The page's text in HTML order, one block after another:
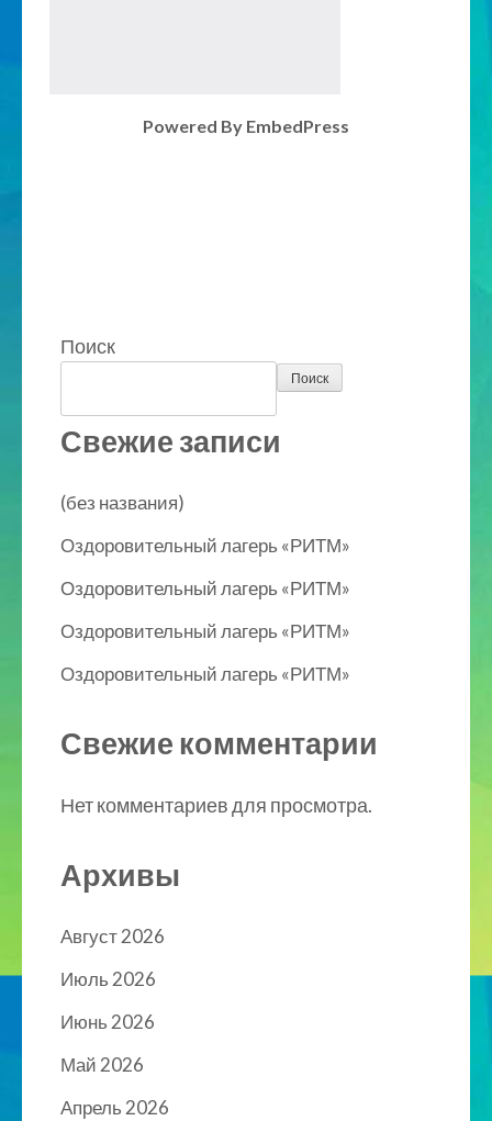
Powered By EmbedPress
Поиск
Поиск
Свежие записи
(без названия)
Оздоровительный лагерь «РИТМ»
Оздоровительный лагерь «РИТМ»
Оздоровительный лагерь «РИТМ»
Оздоровительный лагерь «РИТМ»
Свежие комментарии
Нет комментариев для просмотра.
Архивы
Август 2026
Июль 2026
Июнь 2026
Май 2026
Апрель 2026